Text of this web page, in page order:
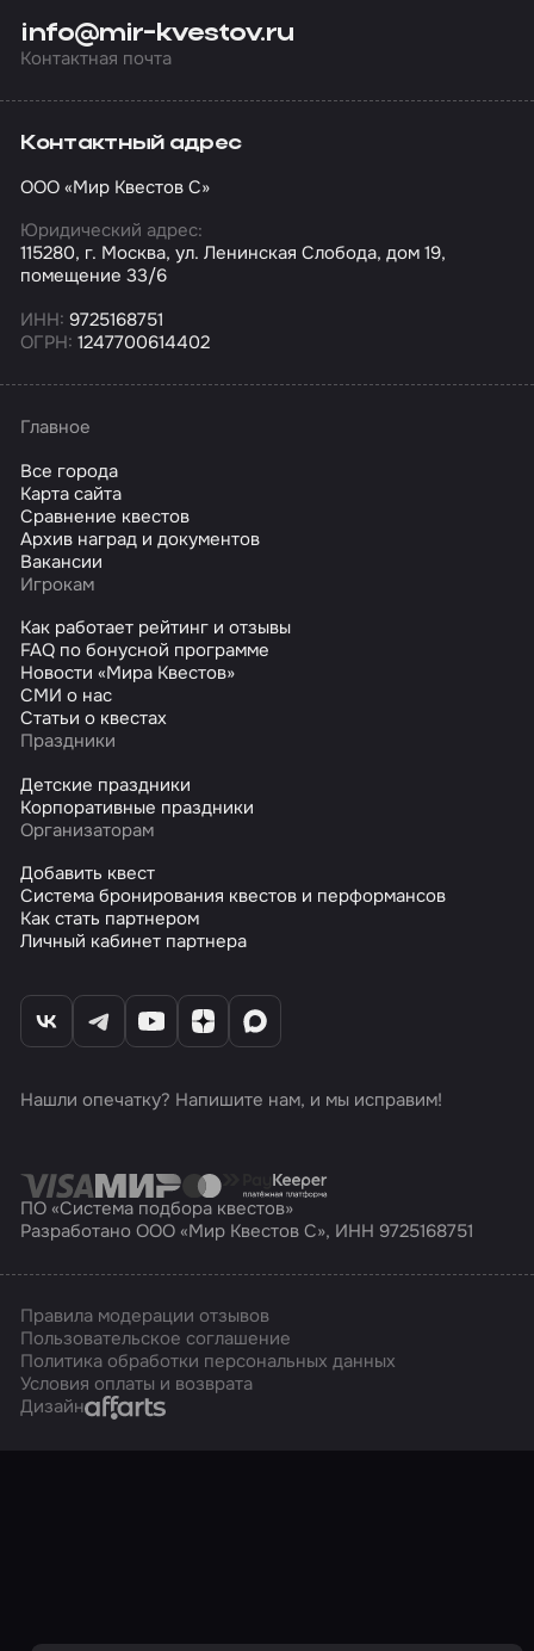
info@mir-kvestov.ru
Контактная почта
Контактный адрес
ООО «Мир Квестов С»
Юридический адрес:
115280, г. Москва, ул. Ленинская Слобода, дом 19,
помещение 33/6
ИНН: 9725168751
ОГРН: 1247700614402
Главное
Все города
Карта сайта
Сравнение квестов
Архив наград и документов
Вакансии
Игрокам
Как работает рейтинг и отзывы
FAQ по бонусной программе
Новости «Мира Квестов»
СМИ о нас
Статьи о квестах
Праздники
Детские праздники
Корпоративные праздники
Организаторам
Добавить квест
Система бронирования квестов и перформансов
Как стать партнером
Личный кабинет партнера
Нашли опечатку? Напишите нам, и мы исправим!
ПО «Система подбора квестов»
Разработано ООО «Мир Квестов С», ИНН 9725168751
Правила модерации отзывов
Пользовательское соглашение
Политика обработки персональных данных
Условия оплаты и возврата
ДизайнAffarts